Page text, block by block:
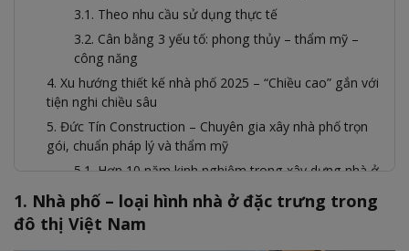
3.1. Theo nhu cầu sử dụng thực tế
3.2. Cân bằng 3 yếu tố: phong thủy – thẩm mỹ –
công năng
4. Xu hướng thiết kế nhà phố 2025 – “Chiều cao” gắn với
tiện nghi chiều sâu
5. Đức Tín Construction – Chuyên gia xây nhà phố trọn
gói, chuẩn pháp lý và thẩm mỹ
5.1. Hơn 10 năm kinh nghiệm trong xây dựng nhà ở
cao tầng
5.2. Quy trình “trọn gói minh bạch”
5.3. Khác biệt của Đức Tín
1. Nhà phố – loại hình nhà ở đặc trưng trong
đô thị Việt Nam